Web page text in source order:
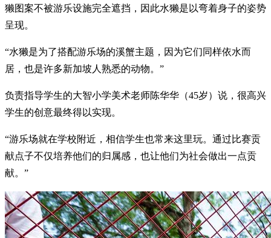
獭图案不被游乐设施完全遮挡，因此水獭是以弯着身子的姿势
呈现。
“水獭是为了搭配游乐场的溪蟹主题，因为它们同样依水而
居，也是许多新加坡人熟悉的动物。”
负责指导学生的大智小学美术老师陈华华（45岁）说，很高兴
学生的创意最终得以实现。
“游乐场就在学校附近，相信学生也常来这里玩。通过比赛贡
献点子不仅培养他们的归属感，也让他们为社会做出一点贡
献。”